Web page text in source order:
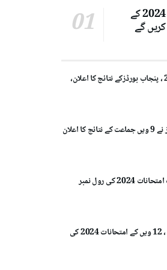
پنجاب، تعلیمی بورڈزمیٹرک 2024 کے
میٹرک امتحانات 2024 ، پنجاب بورڈزکے نتائج کا اعلان،
پنجاب کے تعلیمی بورڈز نے 9 ویں جماعت کے نتائج کا اعلان
لاہوربورڈ نے انٹرمیڈیٹ امتحانات 2024 کی رول نمبر
فیڈرل بورڈ نے 11 ویں ، 12 ویں کے امتحانات 2024 کی